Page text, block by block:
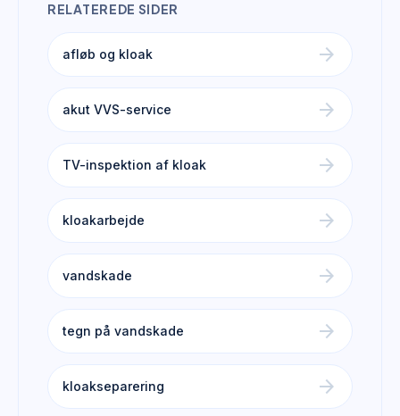
RELATEREDE SIDER
afløb og kloak arrow_forward
akut VVS-service arrow_forward
TV-inspektion af kloak arrow_forward
kloakarbejde arrow_forward
vandskade arrow_forward
tegn på vandskade arrow_forward
kloakseparering arrow_forward